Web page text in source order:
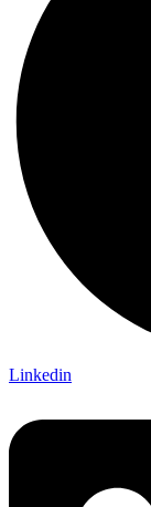
Linkedin